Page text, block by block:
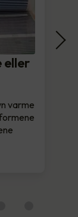
eller
varme